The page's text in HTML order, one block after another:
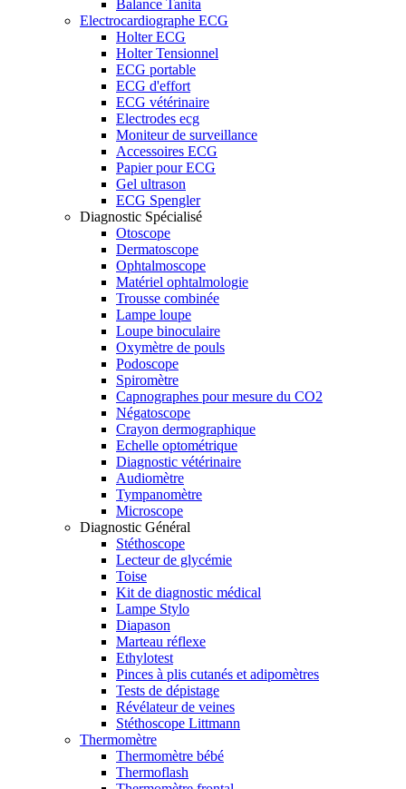
Balance Tanita
Electrocardiographe ECG
Holter ECG
Holter Tensionnel
ECG portable
ECG d'effort
ECG vétérinaire
Electrodes ecg
Moniteur de surveillance
Accessoires ECG
Papier pour ECG
Gel ultrason
ECG Spengler
Diagnostic Spécialisé
Otoscope
Dermatoscope
Ophtalmoscope
Matériel ophtalmologie
Trousse combinée
Lampe loupe
Loupe binoculaire
Oxymètre de pouls
Podoscope
Spiromètre
Capnographes pour mesure du CO2
Négatoscope
Crayon dermographique
Echelle optométrique
Diagnostic vétérinaire
Audiomètre
Tympanomètre
Microscope
Diagnostic Général
Stéthoscope
Lecteur de glycémie
Toise
Kit de diagnostic médical
Lampe Stylo
Diapason
Marteau réflexe
Ethylotest
Pinces à plis cutanés et adipomètres
Tests de dépistage
Révélateur de veines
Stéthoscope Littmann
Thermomètre
Thermomètre bébé
Thermoflash